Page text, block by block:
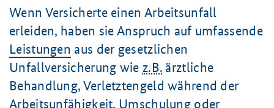
Wenn Versicherte einen Arbeitsunfall
erleiden, haben sie Anspruch auf umfassende
Leistungen aus der gesetzlichen
Unfallversicherung wie z.B. ärztliche
Behandlung, Verletztengeld während der
Arbeitsunfähigkeit, Umschulung oder